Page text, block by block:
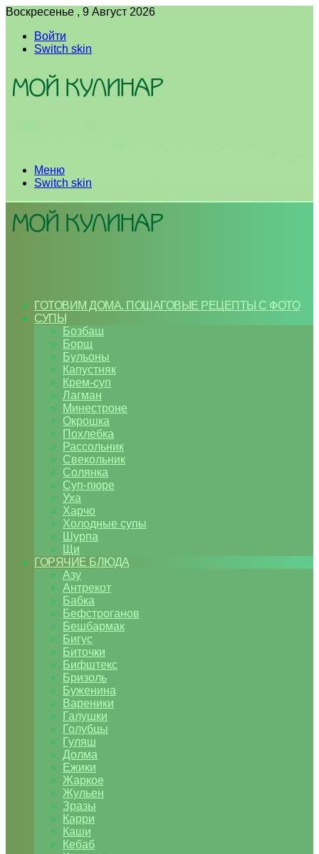
Воскресенье , 9 Август 2026
Войти
Switch skin
Меню
Switch skin
ГОТОВИМ ДОМА. ПОШАГОВЫЕ РЕЦЕПТЫ С ФОТО
СУПЫ
Бозбаш
Борщ
Бульоны
Капустняк
Крем-суп
Лагман
Минестроне
Окрошка
Похлебка
Рассольник
Свекольник
Солянка
Суп-пюре
Уха
Харчо
Холодные супы
Шурпа
Щи
ГОРЯЧИЕ БЛЮДА
Азу
Антрекот
Бабка
Бефстроганов
Бешбармак
Бигус
Биточки
Бифштекс
Бризоль
Буженина
Вареники
Галушки
Голубцы
Гуляш
Долма
Ежики
Жаркое
Жульен
Зразы
Карри
Каши
Кебаб